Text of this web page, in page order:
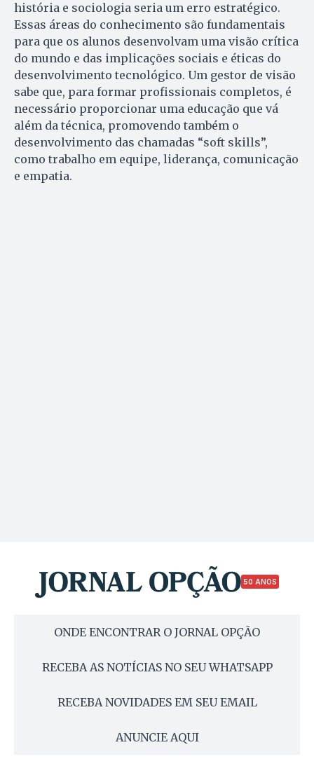
história e sociologia seria um erro estratégico.
Essas áreas do conhecimento são fundamentais
para que os alunos desenvolvam uma visão crítica
do mundo e das implicações sociais e éticas do
desenvolvimento tecnológico. Um gestor de visão
sabe que, para formar profissionais completos, é
necessário proporcionar uma educação que vá
além da técnica, promovendo também o
desenvolvimento das chamadas “soft skills”,
como trabalho em equipe, liderança, comunicação
e empatia.
50 ANOS
ONDE ENCONTRAR O JORNAL OPÇÃO
RECEBA AS NOTÍCIAS NO SEU WHATSAPP
RECEBA NOVIDADES EM SEU EMAIL
ANUNCIE AQUI